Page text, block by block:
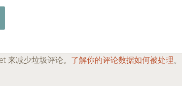
来减少垃圾评论。 了解你的评论数据如何被处理。